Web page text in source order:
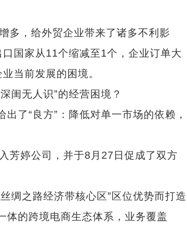
，给外贸企业带来了诸多不利影
国家从11个缩减至1个，企业订单大
当前发展的困境。
闺无人识”的经营困境？
了“良方”：降低对单一市场的依赖，
婷公司，并于8月27日促成了双方
之路经济带核心区”区位优势而打造
体的跨境电商生态体系，业务覆盖